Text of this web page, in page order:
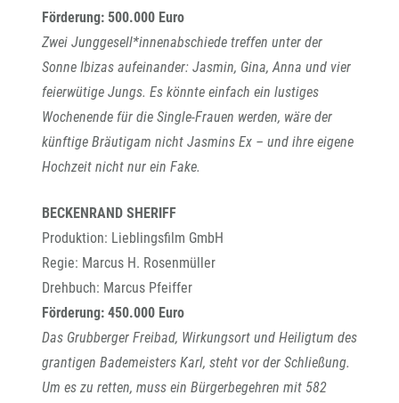
Förderung: 500.000 Euro
Zwei Junggesell*innenabschiede treffen unter der
Sonne Ibizas aufeinander: Jasmin, Gina, Anna und vier
feierwütige Jungs. Es könnte einfach ein lustiges
Wochenende für die Single-Frauen werden, wäre der
künftige Bräutigam nicht Jasmins Ex – und ihre eigene
Hochzeit nicht nur ein Fake.
BECKENRAND SHERIFF
Produktion: Lieblingsfilm GmbH
Regie: Marcus H. Rosenmüller
Drehbuch: Marcus Pfeiffer
Förderung: 450.000 Euro
Das Grubberger Freibad, Wirkungsort und Heiligtum des
grantigen Bademeisters Karl, steht vor der Schließung.
Um es zu retten, muss ein Bürgerbegehren mit 582